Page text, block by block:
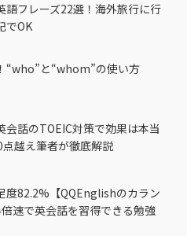
語フレーズ22選！海外旅行に行
でOK
“who”と“whom”の使い方
会話のTOEIC対策で効果は本当
越え筆者が徹底解説
度82.2%【QQEnglishのカラン
速で英会話を習得できる勉強